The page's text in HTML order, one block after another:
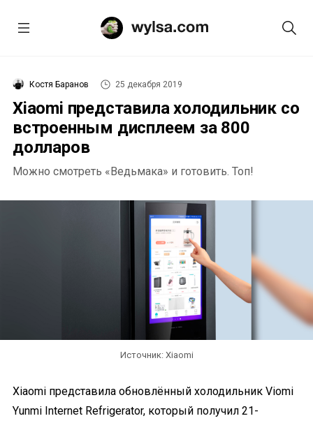
Костя Баранов 25 декабря 2019
Xiaomi представила холодильник со
встроенным дисплеем за 800
долларов
Можно смотреть «Ведьмака» и готовить. Топ!
Источник: Xiaomi
Xiaomi представила обновлённый холодильник Viomi
Yunmi Internet Refrigerator, который получил 21-